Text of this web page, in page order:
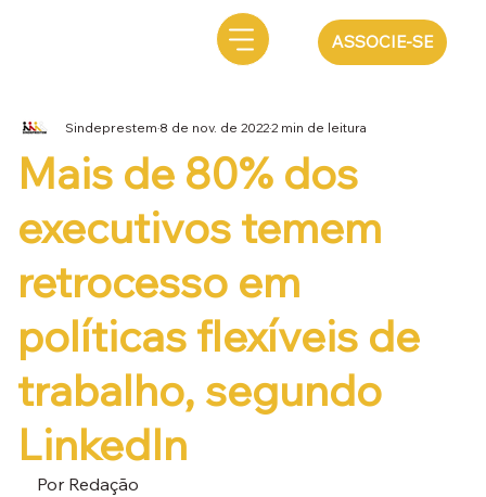
ASSOCIE-SE
Mais de 80% dos
executivos temem
retrocesso em
políticas flexíveis de
trabalho, segundo
LinkedIn
Sindeprestem8 de nov. de 20222 min de leitura
Por Redação